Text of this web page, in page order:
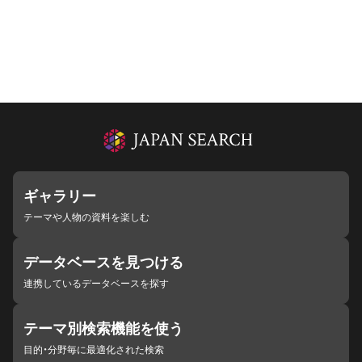
ギャラリー
テーマや人物の資料を楽しむ
データベースを見つける
連携しているデータベースを探す
テーマ別検索機能を使う
目的・分野毎に最適化された検索